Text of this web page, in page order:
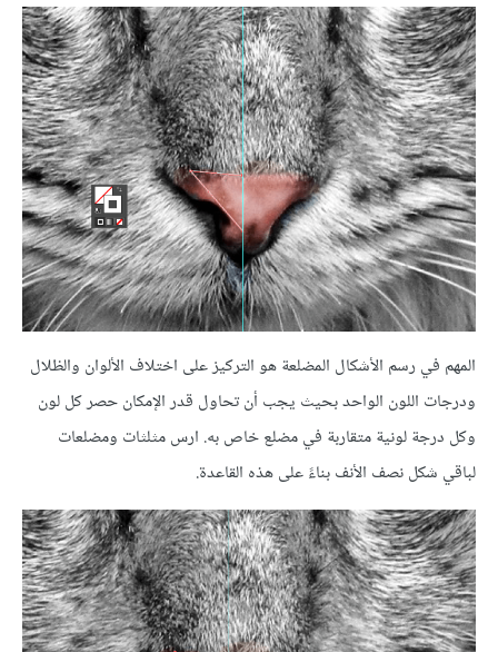
المهم في رسم الأشكال المضلعة هو التركيز على اختلاف الألوان والظلال
ودرجات اللون الواحد بحيث يجب أن تحاول قدر الإمكان حصر كل لون
وكل درجة لونية متقاربة في مضلع خاص به. ارس مثلثات ومضلعات
لباقي شكل نصف الأنف بناءً على هذه القاعدة.